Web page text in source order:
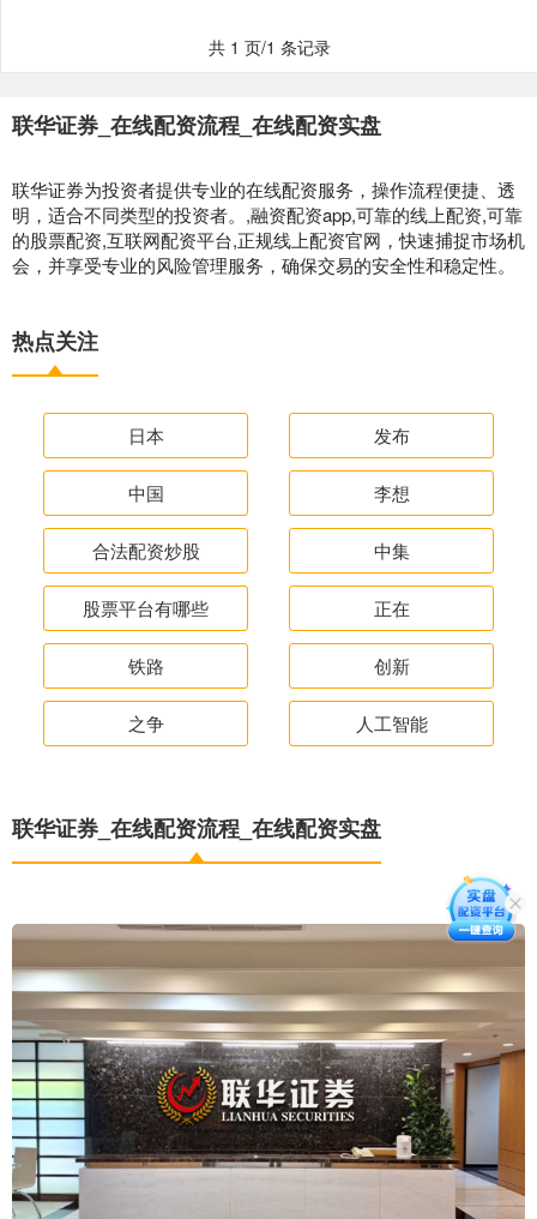
共 1 页/1 条记录
联华证券_在线配资流程_在线配资实盘
联华证券为投资者提供专业的在线配资服务，操作流程便捷、透
明，适合不同类型的投资者。,融资配资app,可靠的线上配资,可靠
的股票配资,互联网配资平台,正规线上配资官网，快速捕捉市场机
会，并享受专业的风险管理服务，确保交易的安全性和稳定性。
热点关注
日本 发布
中国 李想
合法配资炒股 中集
股票平台有哪些 正在
铁路 创新
之争 人工智能
联华证券_在线配资流程_在线配资实盘